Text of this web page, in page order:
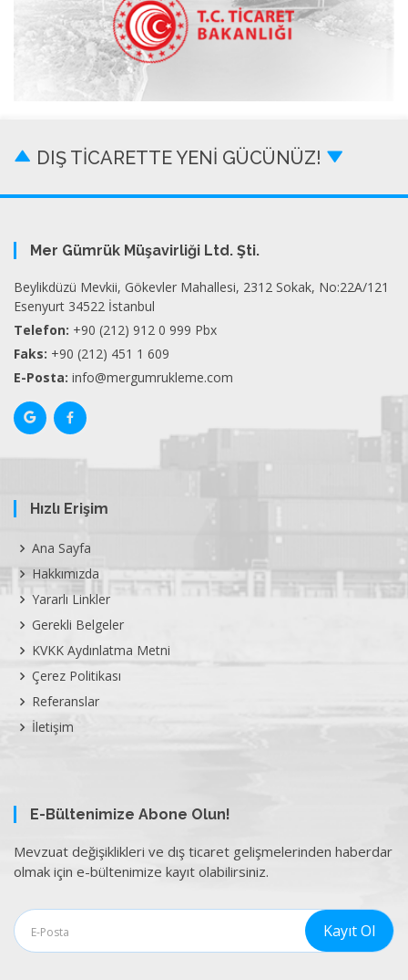
DIŞ TİCARETTE YENİ GÜCÜNÜZ!
Mer Gümrük Müşavirliği Ltd. Şti.
Beylikdüzü Mevkii, Gökevler Mahallesi, 2312 Sokak, No:22A/121
Esenyurt 34522 İstanbul
Telefon: +90 (212) 912 0 999 Pbx
Faks: +90 (212) 451 1 609
E-Posta: info@mergumrukleme.com
Hızlı Erişim
Ana Sayfa
Hakkımızda
Yararlı Linkler
Gerekli Belgeler
KVKK Aydınlatma Metni
Çerez Politikası
Referanslar
İletişim
E-Bültenimize Abone Olun!
Mevzuat değişiklikleri ve dış ticaret gelişmelerinden haberdar
olmak için e-bültenimize kayıt olabilirsiniz.